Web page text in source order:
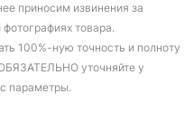
приносим извинения за
товара.
100%-ную точность и полноту
уточняйте у
параметры.